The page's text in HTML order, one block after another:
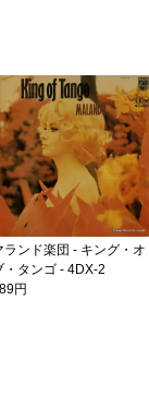
ランド楽団 - キング・オ
・タンゴ - 4DX-2
円